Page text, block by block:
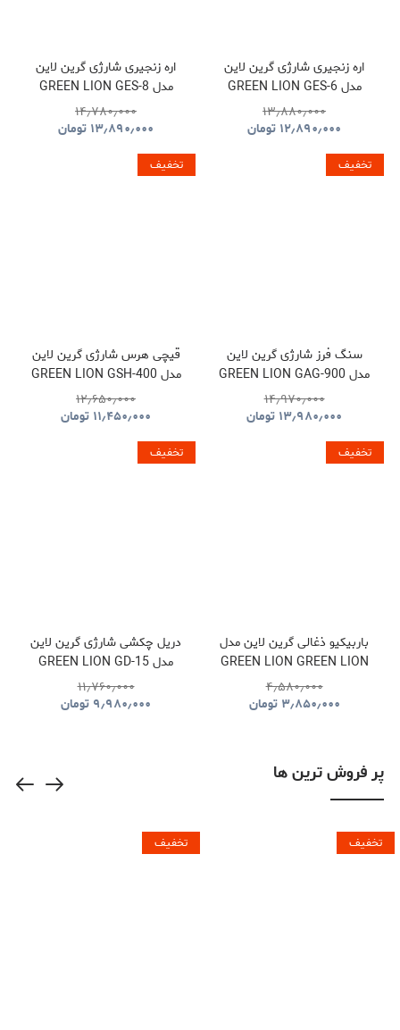
اره زنجیری شارژی گرین لاین
مدل GREEN LION GES-6
CORDLESS ELECTRIC
CHAINSAW
۱۳٫۸۸۰٫۰۰۰
۱۲٫۸۹۰٫۰۰۰ تومان
اره زنجیری شارژی گرین لاین
مدل GREEN LION GES-8
BRUSHLESS CORDLESS
CHAINSAW GNOCSWTLGN
۱۴٫۷۸۰٫۰۰۰
۱۳٫۸۹۰٫۰۰۰ تومان
تخفیف
سنگ فرز شارژی گرین لاین
مدل GREEN LION GAG-900
CORDLESS ANGLE
GRINDER TOOL
۱۴٫۹۷۰٫۰۰۰
۱۳٫۹۸۰٫۰۰۰ تومان
تخفیف
قیچی هرس شارژی گرین لاین
مدل GREEN LION GSH-400
ELECTRIC PRUNING
SHEARS TOOL CORDLESS
۱۲٫۶۵۰٫۰۰۰
۱۱٫۴۵۰٫۰۰۰ تومان
تخفیف
باربیکیو ذغالی گرین لاین مدل
GREEN LION GREEN LION
QUDRA FOLDABLE BBQ
GRILL GNQDRBBQSTBK
۴٫۵۸۰٫۰۰۰
۳٫۸۵۰٫۰۰۰ تومان
تخفیف
دریل چکشی شارژی گرین لاین
مدل GREEN LION GD-15
PRO DRIVE CORDLESS
HAMMER DRILL
۱۱٫۷۶۰٫۰۰۰
۹٫۹۸۰٫۰۰۰ تومان
پر فروش ترین ها
تخفیف تخفیف